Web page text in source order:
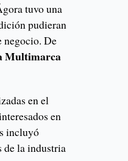
tuvo una
pudieran
negocio. De
Multimarca
en el
en
incluyó
de la industria